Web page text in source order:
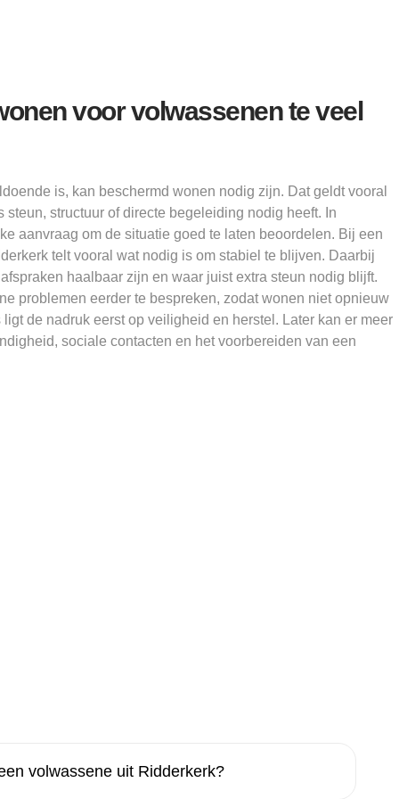
voor volwassenen te veel
is, kan beschermd wonen nodig zijn. Dat geldt vooral
structuur of directe begeleiding nodig heeft. In
aanvraag om de situatie goed te laten beoordelen. Bij een
telt vooral wat nodig is om stabiel te blijven. Daarbij
haalbaar zijn en waar juist extra steun nodig blijft.
problemen eerder te bespreken, zodat wonen niet opnieuw
de nadruk eerst op veiligheid en herstel. Later kan er meer
sociale contacten en het voorbereiden van een
volwassene uit Ridderkerk?